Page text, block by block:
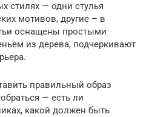
стилях — одни стулья
мотивов, другие – в
оснащены простыми
из дерева, подчеркивают
правильный образ
— есть ли
какой должен быть